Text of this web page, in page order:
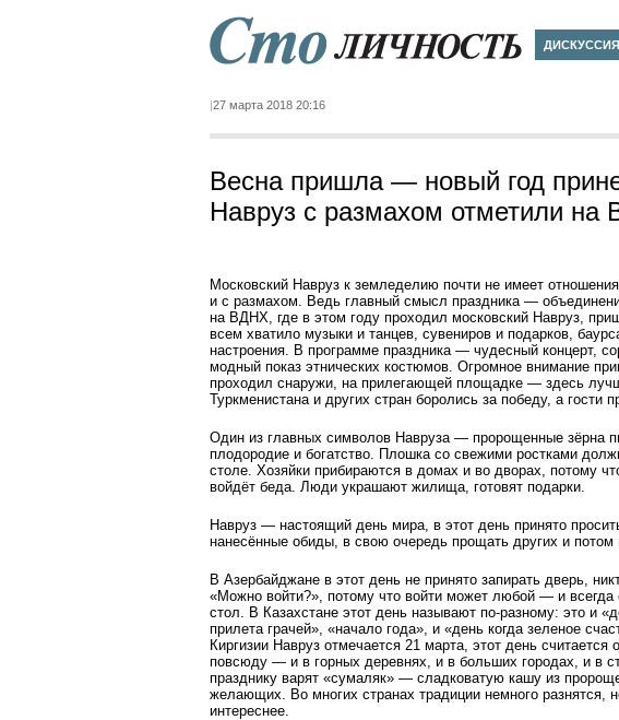
ДИСКУССИЯ
27 марта 2018 20:16
Весна пришла — новый год
Навруз с размахом отметили на
Московский Навруз к земледелию почти не имеет
и с размахом. Ведь главный смысл праздника —
на ВДНХ, где в этом году проходил московский Навруз,
всем хватило музыки и танцев, сувениров и подарков,
настроения. В программе праздника — чудесный концерт,
модный показ этнических костюмов. Огромное внимание
проходил снаружи, на прилегающей площадке — здесь
Туркменистана и других стран боролись за победу, а гости
Один из главных символов Навруза — пророщенные зёрна
плодородие и богатство. Плошка со свежими ростками
столе. Хозяйки прибираются в домах и во дворах, потому
войдёт беда. Люди украшают жилища, готовят подарки.
Навруз — настоящий день мира, в этот день принято
нанесённые обиды, в свою очередь прощать других и потом
В Азербайджане в этот день не принято запирать дверь,
«Можно войти?», потому что войти может любой — и всегда
стол. В Казахстане этот день называют по-разному: это и
прилета грачей», «начало года», и «день когда зеленое
Киргизии Навруз отмечается 21 марта, этот день
повсюду — и в горных деревнях, и в больших городах, и в
празднику варят «сумаляк» — сладковатую кашу из
желающих. Во многих странах традиции немного разнятся,
интереснее.